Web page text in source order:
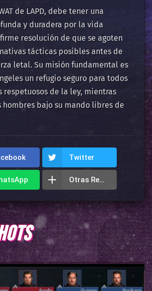
de LAPD, debe tener una
y duradera por la vida
resolución de que se agoten
tácticas posibles antes de
letal. Su misión fundamental es
un refugio seguro para todos
respetuosos de la ley, mientras
hombres bajo su mando libres de
Twitter
Otras Redes